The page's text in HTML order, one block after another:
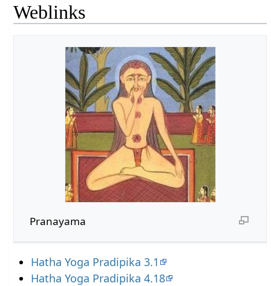
Weblinks
Pranayama
Hatha Yoga Pradipika 3.1
Hatha Yoga Pradipika 4.18